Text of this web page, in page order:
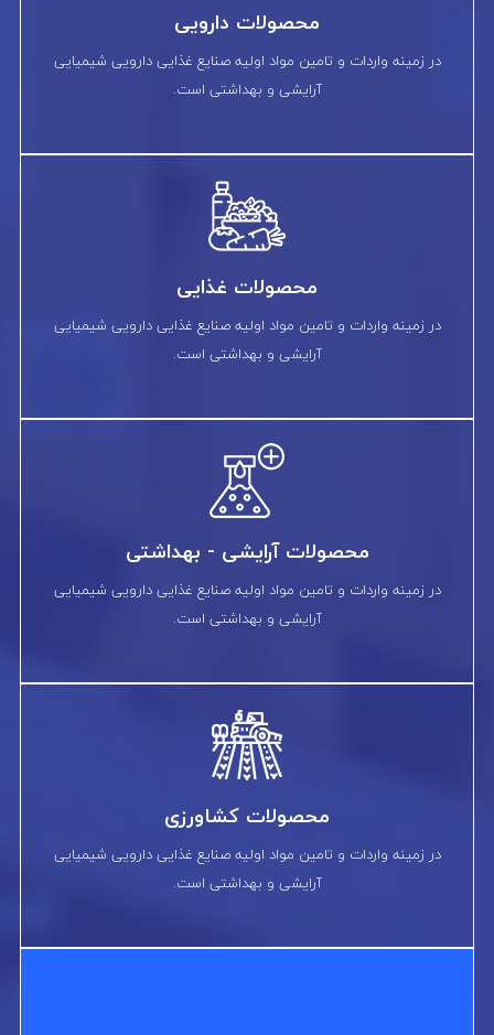
محصولات دارویی
در زمینه واردات و تامین مواد اولیه صنایع غذایی دارویی شیمیایی
آرایشی و بهداشتی است.
محصولات غذایی
در زمینه واردات و تامین مواد اولیه صنایع غذایی دارویی شیمیایی
آرایشی و بهداشتی است.
محصولات آرایشی - بهداشتی
در زمینه واردات و تامین مواد اولیه صنایع غذایی دارویی شیمیایی
آرایشی و بهداشتی است.
محصولات کشاورزی
در زمینه واردات و تامین مواد اولیه صنایع غذایی دارویی شیمیایی
آرایشی و بهداشتی است.